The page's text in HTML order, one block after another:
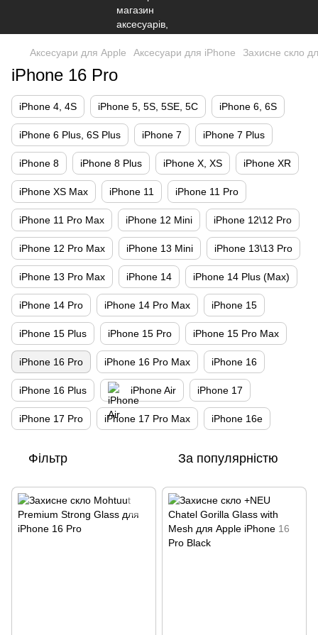
Аксесуари для Apple Аксесуари для iPhone Захисне скло
iPhone 16 Pro
iPhone 4, 4S iPhone 5, 5S, 5SE, 5С iPhone 6, 6S
iPhone 6 Plus, 6S Plus iPhone 7 iPhone 7 Plus
iPhone 8 iPhone 8 Plus iPhone X, XS iPhone XR
iPhone XS Max iPhone 11 iPhone 11 Pro
iPhone 11 Pro Max iPhone 12 Mini iPhone 12\12 Pro
iPhone 12 Pro Max iPhone 13 Mini iPhone 13\13 Pro
iPhone 13 Pro Max iPhone 14 iPhone 14 Plus (Max)
iPhone 14 Pro iPhone 14 Pro Max iPhone 15
iPhone 15 Plus iPhone 15 Pro iPhone 15 Pro Max
iPhone 16 Pro iPhone 16 Pro Max iPhone 16
iPhone 16 Plus iPhone Air iPhone 17
iPhone 17 Pro iPhone 17 Pro Max iPhone 16e
Фільтр За популярністю